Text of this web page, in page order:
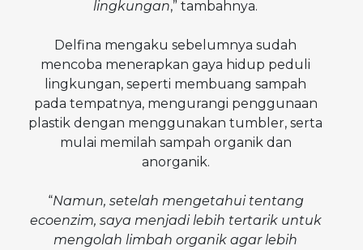
lingkungan,” tambahnya.
Delfina mengaku sebelumnya sudah
mencoba menerapkan gaya hidup peduli
lingkungan, seperti membuang sampah
pada tempatnya, mengurangi penggunaan
plastik dengan menggunakan tumbler, serta
mulai memilah sampah organik dan
anorganik.
“Namun, setelah mengetahui tentang
ecoenzim, saya menjadi lebih tertarik untuk
mengolah limbah organik agar lebih